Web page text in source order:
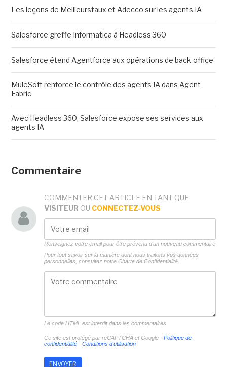
Les leçons de Meilleurstaux et Adecco sur les agents IA
Salesforce greffe Informatica à Headless 360
Salesforce étend Agentforce aux opérations de back-office
MuleSoft renforce le contrôle des agents IA dans Agent
Fabric
Avec Headless 360, Salesforce expose ses services aux
agents IA
Commentaire
COMMENTER CET ARTICLE EN TANT QUE
VISITEUR OU CONNECTEZ-VOUS
Renseignez votre email pour être prévenu d'un nouveau commentaire
Pour tout savoir sur la manière dont nous traitons vos données
personnelles, consultez notre Charte de Confidentialité.
Le code HTML est interdit dans les commentaires
Ce site est protégé par reCAPTCHA et Google - Politique de
confidentialité- Conditions d'utilisation